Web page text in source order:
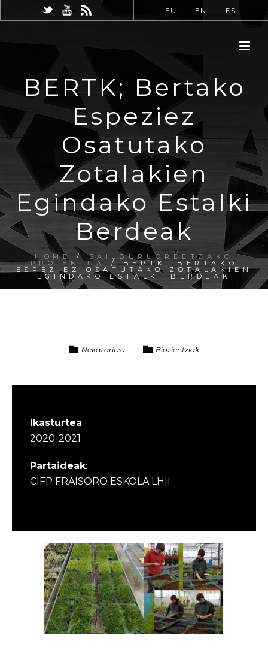
EU EN ES
BERTK; Bertako
Espeziez
Osatutako
Zotalakien
Egindako Estalki
Berdeak
HOME /SAILBURUORDETZAKO
PROIEKTUA / BERTK; BERTAKO
ESPEZIEZ OSATUTAKO ZOTALAKIEN
EGINDAKO ESTALKI BERDEAK
Nekazaritza Biozientziak
Ikasturtea:
2020-2021
Partaideak:
CIFP FRAISORO ESKOLA LHII